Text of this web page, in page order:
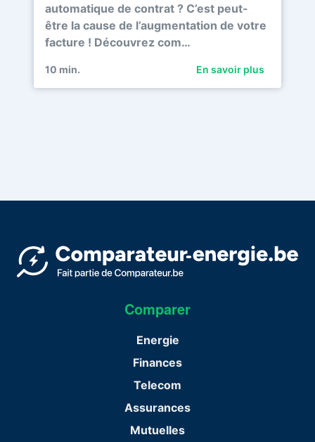
automatique de contrat ? C’est peut-
être la cause de l’augmentation de votre
facture ! Découvrez com…
10 min. En savoir plus
Comparer
Energie
Finances
Telecom
Assurances
Mutuelles